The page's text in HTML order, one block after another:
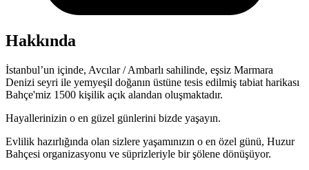
Hakkında
İstanbul’un içinde, Avcılar / Ambarlı sahilinde, eşsiz Marmara
Denizi seyri ile yemyeşil doğanın üstüne tesis edilmiş tabiat harikası
Bahçe'miz 1500 kişilik açık alandan oluşmaktadır.
Hayallerinizin o en güzel günlerini bizde yaşayın.
Evlilik hazırlığında olan sizlere yaşamınızın o en özel günü, Huzur
Bahçesi organizasyonu ve süprizleriyle bir şölene dönüşüyor.